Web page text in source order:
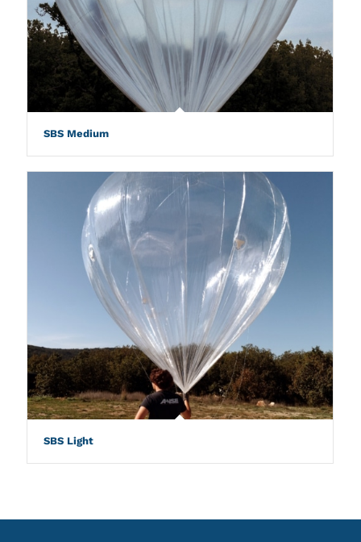
SBS Medium
SBS Light